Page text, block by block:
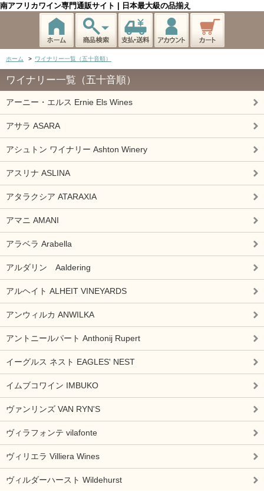
南アフリカワイン専門通販サイト | 日本最大級の品揃え
ホーム > ワイナリー一覧（五十音順）
ワイナリー一覧（五十音順）
アーニー・エルス Ernie Els Wines
アサラ ASARA
アシュトン ワイナリー Ashton Winery
アスリナ ASLINA
アタラクシア ATARAXIA
アマニ AMANI
アラベラ Arabella
アルダリン Aaldering
アルヘイト ALHEIT VINEYARDS
アンウィルカ ANWILKA
アントニールパート Anthonij Rupert
イーグルス ネスト EAGLES' NEST
イムブコワイン IMBUKO
ヴァンリンズ VAN RYN'S
ヴィラフォンテ vilafonte
ヴィリエラ Villiera Wines
ヴィルダーハースト Wildehurst